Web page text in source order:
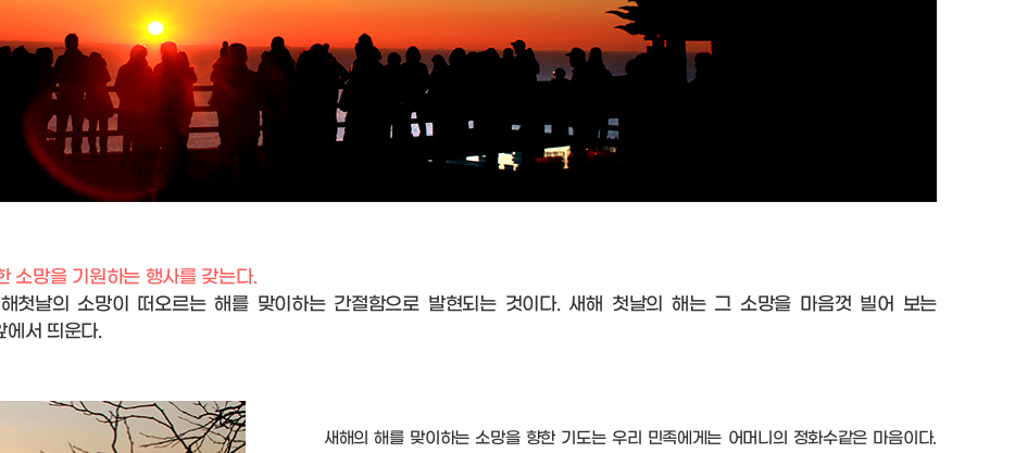
소망을 기원하는 행사를 갖는다.
첫날의 소망이 떠오르는 해를 맞이하는 간절함으로 발현되는 것이다. 새해 첫날의 해는 그 소망을 마음껏 빌어 보는
서 띄운다.
새해의 해를 맞이하는 소망을 향한 기도는 우리 민족에게는 어머니의 정화수같은 마음이다.